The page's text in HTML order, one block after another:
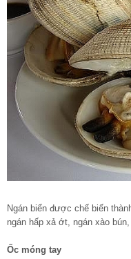
Ngán biển được chế biến
ngán hấp xả ớt, ngán xào
Ốc móng tay